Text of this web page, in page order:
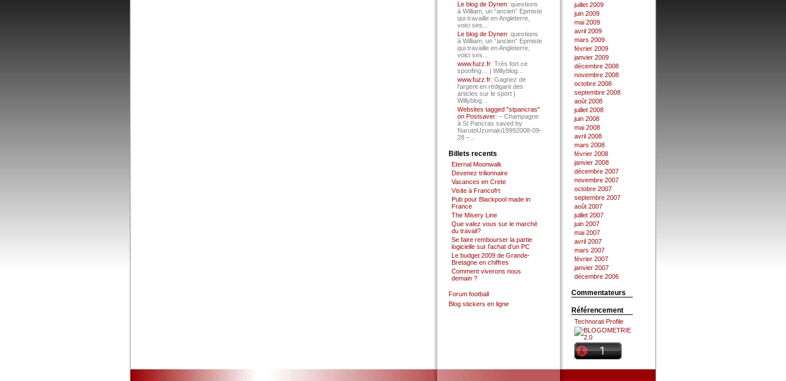
Le blog de Dynen: questions
à William, un “ancien” Epmiste
qui travaille en Angleterre,
voici ses...
Le blog de Dynen: questions
à William, un “ancien” Epmiste
qui travaille en Angleterre,
voici ses...
www.fuzz.fr: Très fort ce
spoofing… | Willyblog...
www.fuzz.fr: Gagnez de
l’argent en rédigant des
articles sur le sport |
Willyblog...
Websites tagged "stpancras"
on Postsaver: – Champagne
à St Pancras saved by
NarutoUzumaki19992008-09-
28 –...
Billets recents
Eternal Moonwalk
Devenez trilionnaire
Vacances en Crete
Visite à Francofrt
Pub pour Blackpool made in
France
The Misery Line
Que valez vous sur le marché
du travail?
Se faire rembourser la partie
logicielle sur l’achat d’un PC
Le budget 2009 de Grande-
Bretagne en chiffres
Comment viverons nous
demain ?
Forum football
Blog stickers en ligne
juillet 2009
juin 2009
mai 2009
avril 2009
mars 2009
février 2009
janvier 2009
décembre 2008
novembre 2008
octobre 2008
septembre 2008
août 2008
juillet 2008
juin 2008
mai 2008
avril 2008
mars 2008
février 2008
janvier 2008
décembre 2007
novembre 2007
octobre 2007
septembre 2007
août 2007
juillet 2007
juin 2007
mai 2007
avril 2007
mars 2007
février 2007
janvier 2007
décembre 2006
Commentateurs
Référencement
Technorati Profile